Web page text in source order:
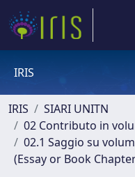
IRIS
IRIS
SIARI UNITN
02 Contributo in
02.1 Saggio su
(Essay or Book